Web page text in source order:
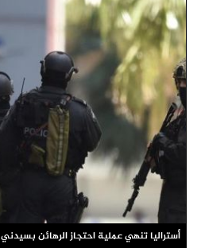
أستراليا تنهي عملية احتجاز الرهائن بسيدني